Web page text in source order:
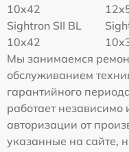
10x42
Sightron SII BL
10x42
Мы занимаемся
обслуживанием
гарантийного
работает
авторизации от
указанные на сайте,